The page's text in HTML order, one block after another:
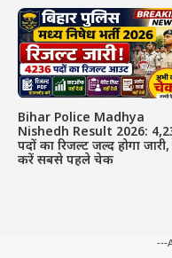
Bihar Police Madhya
Nishedh Result 2026:
पदों का रिजल्ट जल्द होगा
करें सबसे पहले चेक
---